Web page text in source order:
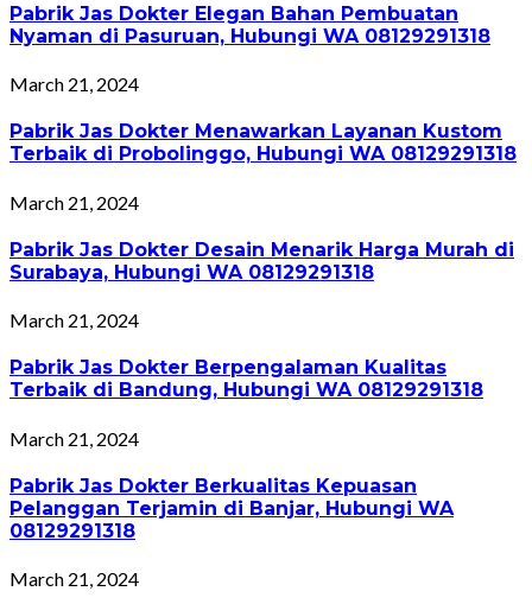
Pabrik Jas Dokter Elegan Bahan Pembuatan
Nyaman di Pasuruan, Hubungi WA 08129291318
March 21, 2024
Pabrik Jas Dokter Menawarkan Layanan Kustom
Terbaik di Probolinggo, Hubungi WA 08129291318
March 21, 2024
Pabrik Jas Dokter Desain Menarik Harga Murah di
Surabaya, Hubungi WA 08129291318
March 21, 2024
Pabrik Jas Dokter Berpengalaman Kualitas
Terbaik di Bandung, Hubungi WA 08129291318
March 21, 2024
Pabrik Jas Dokter Berkualitas Kepuasan
Pelanggan Terjamin di Banjar, Hubungi WA
08129291318
March 21, 2024